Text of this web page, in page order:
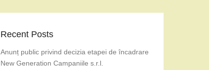
Recent Posts
Anunț public privind decizia etapei de încadrare
New Generation Campaniile s.r.l.